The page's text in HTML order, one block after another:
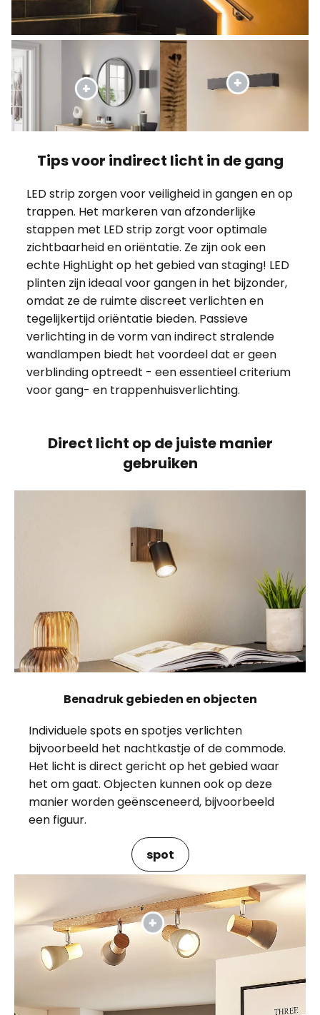
Tips voor indirect licht in de gang
LED strip zorgen voor veiligheid in gangen en op
trappen. Het markeren van afzonderlijke
stappen met LED strip zorgt voor optimale
zichtbaarheid en oriëntatie. Ze zijn ook een
echte HighLight op het gebied van staging! LED
plinten zijn ideaal voor gangen in het bijzonder,
omdat ze de ruimte discreet verlichten en
tegelijkertijd oriëntatie bieden. Passieve
verlichting in de vorm van indirect stralende
wandlampen biedt het voordeel dat er geen
verblinding optreedt - een essentieel criterium
voor gang- en trappenhuisverlichting.
Direct licht op de juiste manier
gebruiken
Benadruk gebieden en objecten
Individuele spots en spotjes verlichten
bijvoorbeeld het nachtkastje of de commode.
Het licht is direct gericht op het gebied waar
het om gaat. Objecten kunnen ook op deze
manier worden geënsceneerd, bijvoorbeeld
een figuur.
spot